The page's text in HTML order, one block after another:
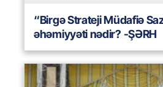
“Birgə Strateji Müdafiə
əhəmiyyəti nədir? -ŞƏRH